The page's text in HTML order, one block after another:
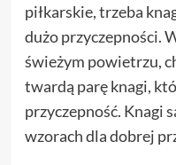
piłkarskie, trzeba
dużo przyczepności.
świeżym powietrzu,
twardą parę knagi,
przyczepność. Knagi
wzorach dla dobrej